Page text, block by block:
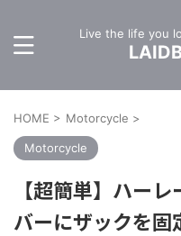
Live the life you
HOME > Motorcycle >
Motorcycle
【超簡単】ハー
バーにザックを固